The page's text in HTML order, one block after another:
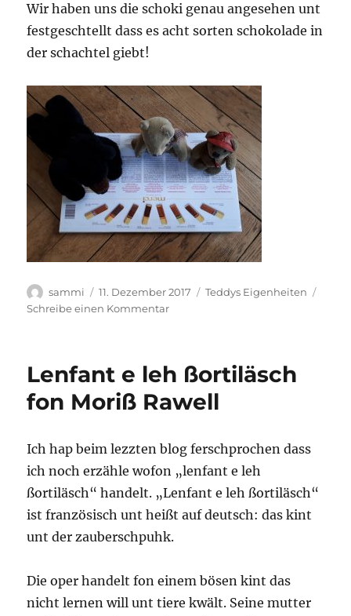
Wir haben uns die schoki genau angesehen unt
festgeschtellt dass es acht sorten schokolade in
der schachtel giebt!
Autor
sammi
Veröffentlicht
am
11. Dezember 2017 Kategorien
Teddys Eigenheiten
Schreibe einen Kommentarzu
klasse
Lenfant e leh ßortiläsch
fon Moriß Rawell
Ich hap beim lezzten blog ferschprochen dass
ich noch erzähle wofon „lenfant e leh
ßortiläsch“ handelt. „Lenfant e leh ßortiläsch“
ist französisch unt heißt auf deutsch: das kint
unt der zauberschpuhk.
Die oper handelt fon einem bösen kint das
nicht lernen will unt tiere kwält. Seine mutter